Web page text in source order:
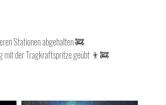
Stationen abgehalten 🚒
mit der Tragkraftspritze geübt 👨‍🚒